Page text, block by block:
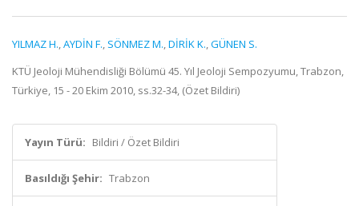
YILMAZ H.,AYDİN F., SÖNMEZ M.,DİRİK K.,GÜNEN S.
KTÜ Jeoloji Mühendisliği Bölümü 45. Yıl Jeoloji Sempozyumu, Trabzon,
Türkiye, 15 - 20 Ekim 2010, ss.32-34, (Özet Bildiri)
Yayın Türü: Bildiri / Özet Bildiri
Basıldığı Şehir: Trabzon